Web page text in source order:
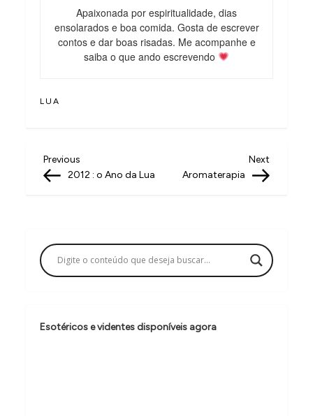
Apaixonada por espiritualidade, dias
ensolarados e boa comida. Gosta de escrever
contos e dar boas risadas. Me acompanhe e
saiba o que ando escrevendo
LUA
N
a
g
a
ã
Previous
Post
Previous
2012 : o Ano da Lua
Next
Post
Next
Aromaterapia
Esotéricos e videntes disponíveis agora